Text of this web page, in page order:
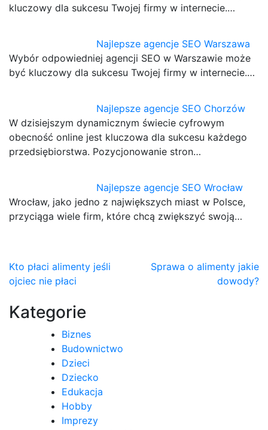
kluczowy dla sukcesu Twojej firmy w internecie.…
Najlepsze agencje SEO Warszawa
Wybór odpowiedniej agencji SEO w Warszawie może
być kluczowy dla sukcesu Twojej firmy w internecie.…
Najlepsze agencje SEO Chorzów
W dzisiejszym dynamicznym świecie cyfrowym
obecność online jest kluczowa dla sukcesu każdego
przedsiębiorstwa. Pozycjonowanie stron…
Najlepsze agencje SEO Wrocław
Wrocław, jako jedno z największych miast w Polsce,
przyciąga wiele firm, które chcą zwiększyć swoją…
Nawigacja
wpisu
Kto płaci alimenty jeśli
ojciec nie płaci
Sprawa o alimenty jakie
dowody?
Kategorie
Biznes
Budownictwo
Dzieci
Dziecko
Edukacja
Hobby
Imprezy